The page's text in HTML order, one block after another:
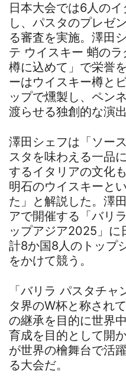
日本大会では6人の
し、パスタのプレゼ
る審査を実施。澤田
テ ウイスキー 蛸の
樽に込めて」で栄誉
ーはウイスキー樽と
ップで燻製し、ペン
渡らせる独創的な演
澤田シェフは「ソー
スタを味わえる一品
するイタリアの文化
明石のウイスキーと
た」と解説した。澤
アで開催する「バリ
ップアジア2025」に
計8か国8人のトップ
をかけて競う。
「バリラ パスタチ
タ界のW杯と称され
の継承を目的に世界
育成を目的として開
が世界の檜舞台で活
る大会だ。